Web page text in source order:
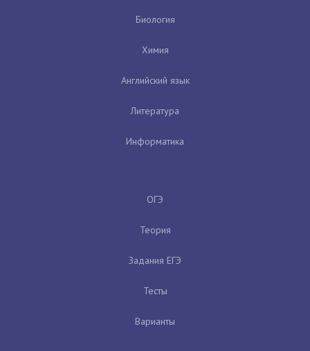
Биология
Химия
Английский язык
Литература
Информатика
ОГЭ
Теория
Задания ЕГЭ
Тесты
Варианты